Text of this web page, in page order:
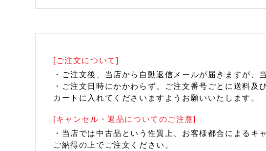
[ご注文について]
・ご注文後、当店から自動返信メールが届きますが、
・ご注文日時にかかわらず、ご注文番号ごとに送料
カートに入れてくださいますようお願いいたします。
[キャンセル・返品についてのご注意]
・当店では中古品という性質上、お客様都合による
ご納得の上でご注文ください。